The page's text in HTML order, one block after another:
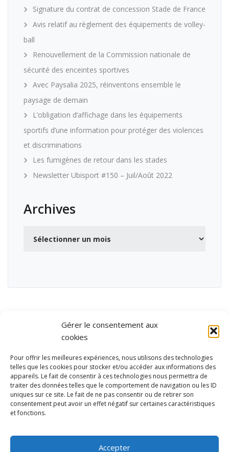
Gérer le consentement aux
cookies
Pour offrir les meilleures expériences, nous utilisons des technologies
telles que les cookies pour stocker et/ou accéder aux informations des
appareils. Le fait de consentir à ces technologies nous permettra de
traiter des données telles que le comportement de navigation ou les ID
uniques sur ce site. Le fait de ne pas consentir ou de retirer son
consentement peut avoir un effet négatif sur certaines caractéristiques
et fonctions.
Accepter
Signature du contrat de concession Stade de France
Avis relatif au règlement des équipements de volley-
ball
Renouvellement de la Commission nationale de
sécurité des enceintes sportives
Avec Paysalia 2025, réinventons ensemble le
paysage de demain
L’obligation d’affichage dans les équipements
sportifs d’une information pour protéger des violences
et discriminations
Les fumigènes de retour dans les stades
Newsletter Ubisport #150 – Juil/Août 2022
Archives
et de loisirs
Contact